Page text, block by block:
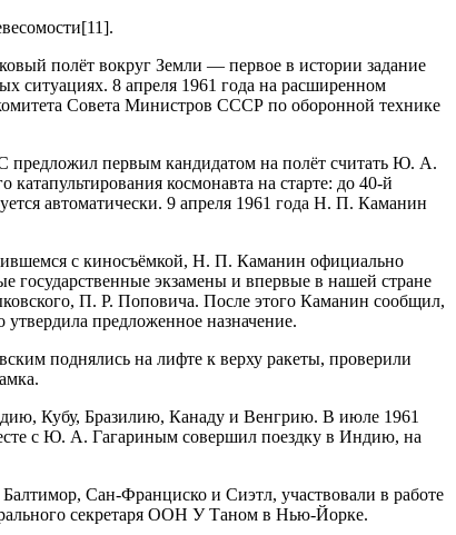
полёт вокруг Земли — первое в истории задание
ситуациях. 8 апреля 1961 года на расширенном
комитета Совета Министров СССР по оборонной технике
предложил первым кандидатом на полёт считать Ю. А.
космонавта на старте: до 40-й
автоматически. 9 апреля 1961 года Н. П. Каманин
с киносъёмкой, Н. П. Каманин официально
государственные экзамены и впервые в нашей стране
П. Р. Поповича. После этого Каманин сообщил,
предложенное назначение.
поднялись на лифте к верху ракеты, проверили
Кубу, Бразилию, Канаду и Венгрию. В июле 1961
с Ю. А. Гагариным совершил поездку в Индию, на
Сан-Франциско и Сиэтл, участвовали в работе
секретаря ООН У Таном в Нью-Йорке.